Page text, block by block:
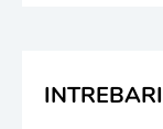
INTREBARI